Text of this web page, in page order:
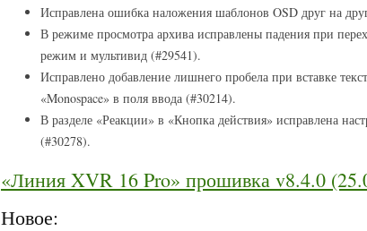
Исправлена ошибка наложения шаблонов OSD друг на
В режиме просмотра архива исправлены падения при
режим и мультивид (#29541).
Исправлено добавление лишнего пробела при вставке
«Monospace» в поля ввода (#30214).
В разделе «Реакции» в «Кнопка действия» исправлена
(#30278).
«Линия XVR 16 Pro» прошивка v8.4.0
Новое: